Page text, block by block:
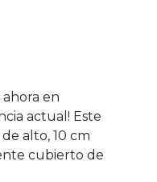
en
actual! Este
alto, 10 cm
cubierto de